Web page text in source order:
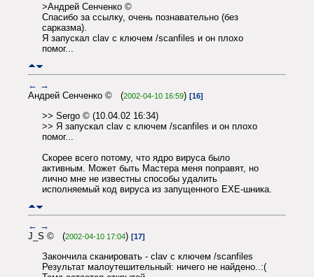
>Андрей Сенченко ©
Спасибо за ссылку, очень познавательно (без
сарказма).
Я запускал clav с ключем /scanfiles и он плохо
помог...
← →
Андрей Сенченко © (2002-04-10 16:59) [16]
>> Sergo © (10.04.02 16:34)
>> Я запускал clav с ключем /scanfiles и он плохо
помог...
Скорее всего потому, что ядро вируса было
активным. Может быть Мастера меня поправят, но
лично мне не известны способы удалить
исполняемый код вируса из запущенного EXE-шника.
← →
J_S © (2002-04-10 17:04) [17]
Закончила сканировать - clav с ключем /scanfiles
Результат малоутешительный: ничего не найдено..:(